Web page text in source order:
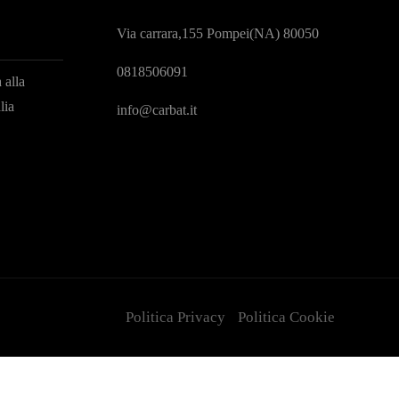
alla
Via carrara,155 Pompei(NA) 80050
0818506091
info@carbat.it
Politica Privacy Politica Cookie